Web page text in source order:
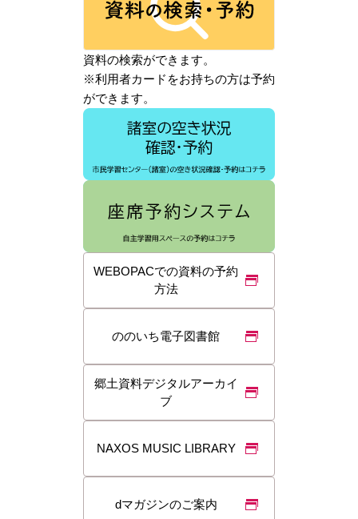
資料の検索ができます。
※利用者カードをお持ちの方は予約
ができます。
WEBOPACでの資料の予約
方法
ののいち電子図書館
郷土資料デジタルアーカイ
ブ
NAXOS MUSIC LIBRARY
dマガジンのご案内